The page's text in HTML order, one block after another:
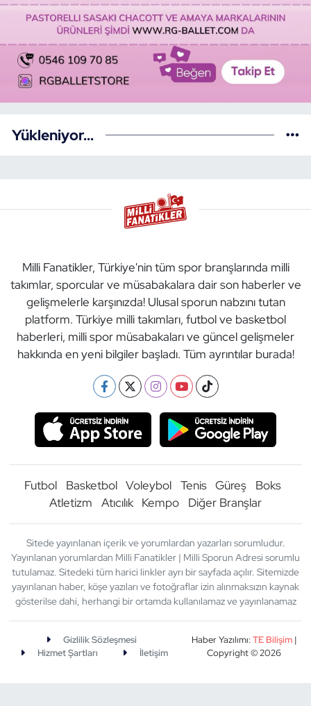
Yükleniyor...
Milli Fanatikler, Türkiye'nin tüm spor branşlarında milli
takımlar, sporcular ve müsabakalara dair son haberler ve
gelişmelerle karşınızda! Ulusal sporun nabzını tutan
platform. Türkiye milli takımları, futbol ve basketbol
haberleri, milli spor müsabakaları ve güncel gelişmeler
hakkında en yeni bilgiler başladı. Tüm ayrıntılar burada!
Futbol Basketbol Voleybol Tenis Güreş
Boks
Atletizm
Atıcılık Kempo Diğer Branşlar
Sitede yayınlanan içerik ve yorumlardan yazarları sorumludur.
Yayınlanan yorumlardan Milli Fanatikler | Milli Sporun Adresi sorumlu
tutulamaz. Sitedeki tüm harici linkler ayrı bir sayfada açılır. Sitemizde
yayınlanan haber, köşe yazıları ve fotoğraflar izin alınmaksızın kaynak
gösterilse dahi, herhangi bir ortamda kullanılamaz ve yayınlanamaz
Gizlilik Sözleşmesi
Hizmet Şartları
İletişim
Haber Yazılımı:TE Bilişim|
Copyright © 2026